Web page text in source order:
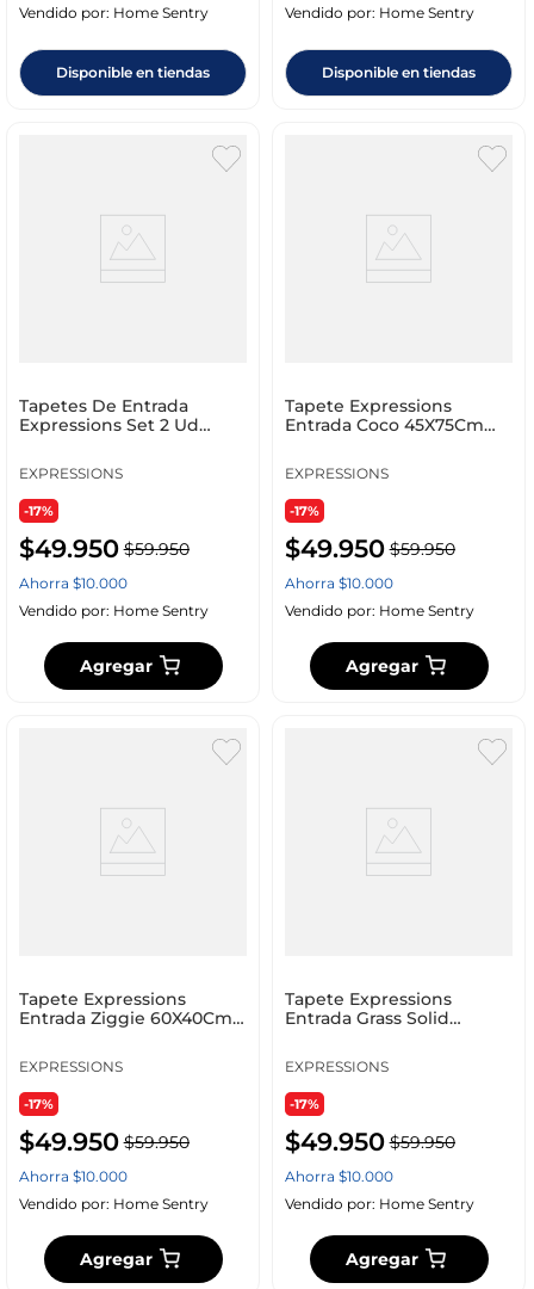
Vendido por: Home Sentry
Disponible en tiendas
Vendido por: Home Sentry
Disponible en tiendas
Tapetes De Entrada
Expressions Set 2 Ud
Polipropilen
EXPRESSIONS
-17%
$49.950 $59.950
Ahorra $10.000
Vendido por: Home Sentry
Agregar
Tapete Expressions
Entrada Coco 45X75Cm
P
EXPRESSIONS
-17%
$49.950 $59.950
Ahorra $10.000
Vendido por: Home Sentry
Agregar
Tapete Expressions
Entrada Ziggie 60X40Cm
EXPRESSIONS
-17%
$49.950 $59.950
Ahorra $10.000
Vendido por: Home Sentry
Agregar
Tapete Expressions
Entrada Grass Solid
Polipro
EXPRESSIONS
-17%
$49.950 $59.950
Ahorra $10.000
Vendido por: Home Sentry
Agregar